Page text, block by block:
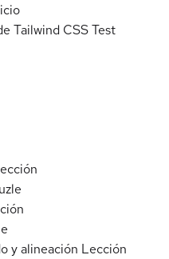
Tailwind CSSTest
y alineación Lección